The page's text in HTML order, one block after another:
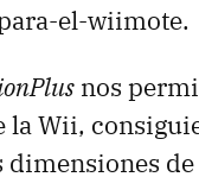
el-wiimote.
nos
la Wii,
dimensiones